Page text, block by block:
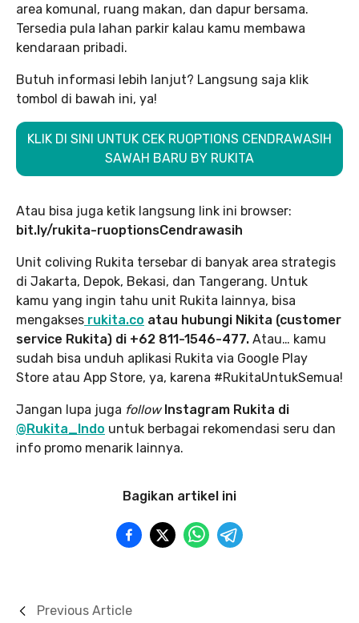
area komunal, ruang makan, dan dapur bersama.
Tersedia pula lahan parkir kalau kamu membawa
kendaraan pribadi.
Butuh informasi lebih lanjut? Langsung saja klik
tombol di bawah ini, ya!
KLIK DI SINI UNTUK CEK RUOPTIONS CENDRAWASIH
SAWAH BARU BY RUKITA
Atau bisa juga ketik langsung link ini browser:
bit.ly/rukita-ruoptionsCendrawasih
Unit coliving Rukita tersebar di banyak area strategis
di Jakarta, Depok, Bekasi, dan Tangerang. Untuk
kamu yang ingin tahu unit Rukita lainnya, bisa
mengakses rukita.co atau hubungi Nikita (customer
service Rukita) di +62 811-1546-477. Atau… kamu
sudah bisa unduh aplikasi Rukita via Google Play
Store atau App Store, ya, karena #RukitaUntukSemua!
Jangan lupa juga follow Instagram Rukita di
@Rukita_Indo untuk berbagai rekomendasi seru dan
info promo menarik lainnya.
Bagikan artikel ini
Previous Article